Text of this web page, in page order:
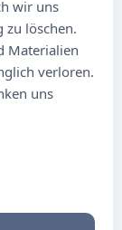
wir uns
zu löschen.
Materialien
verloren.
uns